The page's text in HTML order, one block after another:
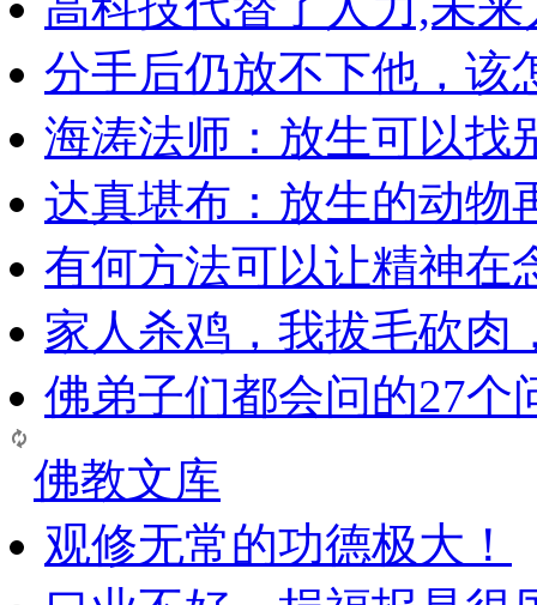
分手后仍放不下他，该
海涛法师：放生可以找
达真堪布：放生的动物
有何方法可以让精神在
家人杀鸡，我拔毛砍肉
佛弟子们都会问的27个
佛教文库
观修无常的功德极大！